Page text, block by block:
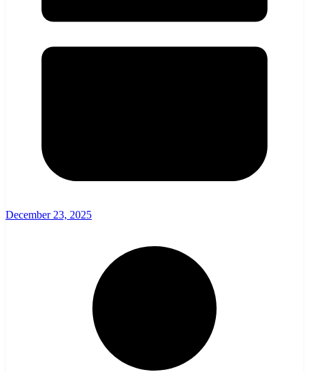
December 23, 2025